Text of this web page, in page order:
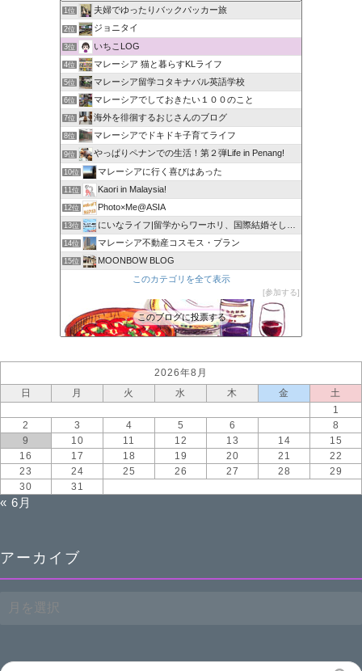
1位 夫婦でゆったりバックパッカー旅
2位 ジョニタイ
3位 いちこLOG
4位 マレーシア 猫と暮らすKLライフ
5位 マレーシア留学コタキナバル英語学校
6位 マレーシアでしておきたい１００のこと
7位 海外を徘徊するおじさんのブログ
8位 マレーシアでドキドキ子育てライフ
9位 やっぱりペナンでの生活！第２弾Life in Penang!
10位 マレーシアに行く喜びはあった
11位 Kaori in Malaysia!
12位 Photo×Me@ASIA
13位 にいなライフ|留学からワーホリ、国際結婚そしてマレーシア生活
14位 マレーシア不動産コスモス・プラン
15位
MOONBOW BLOG
このカテゴリを全て表示
参加する
このブログに投票する
2026年8月
日
月 火 水 木 金
土
1
2
3 4 5 6
8
9
10 11 12 13 14
15
16
17 18 19 20 21
22
23
24 25 26 27 28
29
30
31
« 6月
アーカイブ
ー
ブ